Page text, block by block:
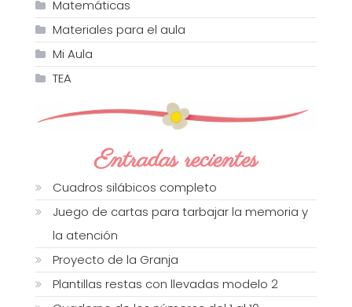
Matemáticas
Materiales para el aula
Mi Aula
TEA
Entradas recientes
Cuadros silábicos completo
Juego de cartas para tarbajar la memoria y
la atención
Proyecto de la Granja
Plantillas restas con llevadas modelo 2